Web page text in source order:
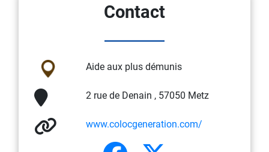
Contact
Aide aux plus démunis
2 rue de Denain , 57050 Metz
www.colocgeneration.com/